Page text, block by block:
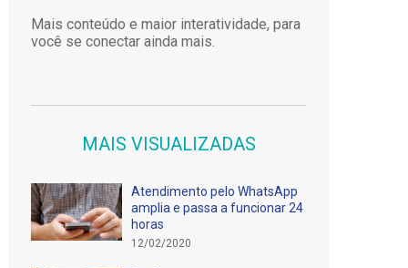
Mais conteúdo e maior interatividade, para
você se conectar ainda mais.
MAIS VISUALIZADAS
Atendimento pelo WhatsApp
amplia e passa a funcionar 24
horas
12/02/2020